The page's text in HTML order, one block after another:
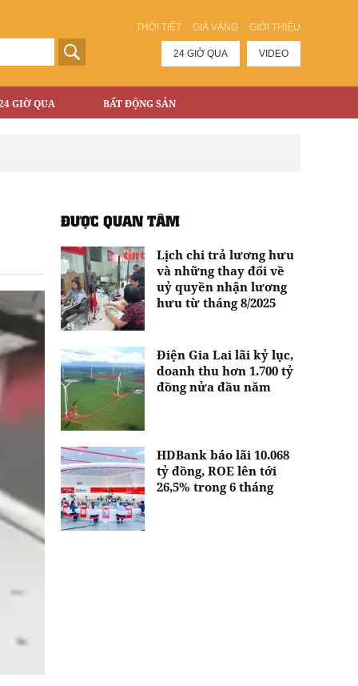
THỜI TIẾT GIÁ VÀNG GIỚI THIỆU
24 GIỜ QUA VIDEO
GIỜ QUA BẤT ĐỘNG SẢN
ĐƯỢC QUAN TÂM
Lịch chi trả lương hưu
và những thay đổi về
uỷ quyền nhận lương
hưu từ tháng 8/2025
Điện Gia Lai lãi kỷ lục,
doanh thu hơn 1.700 tỷ
đồng nửa đầu năm
HDBank báo lãi 10.068
tỷ đồng, ROE lên tới
26,5% trong 6 tháng